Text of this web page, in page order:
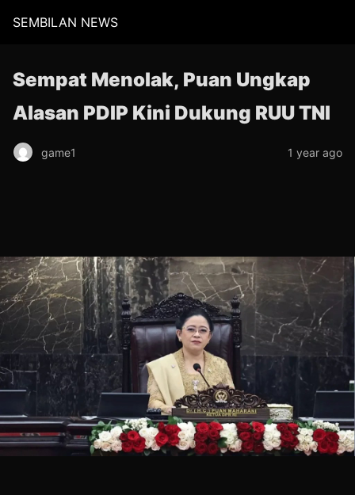
SEMBILAN NEWS
Sempat Menolak, Puan Ungkap
Alasan PDIP Kini Dukung RUU TNI
game1 1 year ago